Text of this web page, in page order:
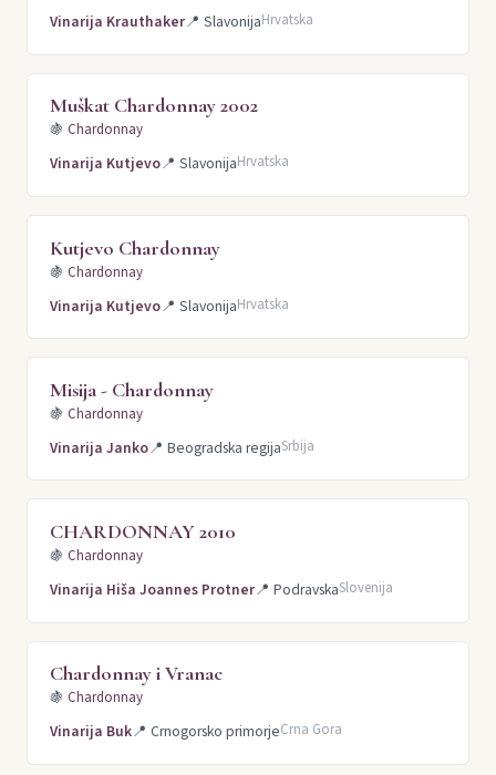
Vinarija Krauthaker📍 SlavonijaHrvatska
Muškat Chardonnay 2002
🍇 Chardonnay
Vinarija Kutjevo📍 SlavonijaHrvatska
Kutjevo Chardonnay
🍇 Chardonnay
Vinarija Kutjevo📍 SlavonijaHrvatska
Misija - Chardonnay
🍇 Chardonnay
Vinarija Janko📍 Beogradska regijaSrbija
CHARDONNAY 2010
🍇 Chardonnay
Vinarija Hiša Joannes Protner📍 PodravskaSlovenija
Chardonnay i Vranac
🍇 Chardonnay
Vinarija Buk📍 Crnogorsko primorjeCrna Gora